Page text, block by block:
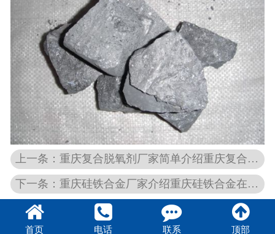
上一条：重庆复合脱氧剂厂家简单介绍重庆复合脱氧剂的概念和使用方法
下一条：重庆硅铁合金厂家介绍重庆硅铁合金在铸铁工业中的应用
首页 电话 联系 顶部